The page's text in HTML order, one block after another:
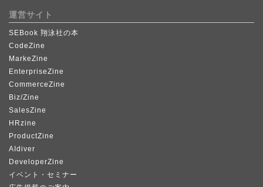
運営サイト
SEBook 翔泳社の本
CodeZine
MarkeZine
EnterpriseZine
CommerceZine
Biz/Zine
SalesZine
HRzine
ProductZine
AIdiver
DeveloperZine
イベント・セミナー